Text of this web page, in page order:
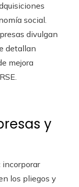
social.
divulgan
detallan
mejora
y
incorporar
los pliegos y